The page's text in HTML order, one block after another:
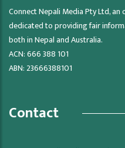
Connect Nepali Media Pty Ltd,
dedicated to providing fair
both in Nepal and Australia.
ACN: 666 388 101
ABN: 23666388101
Contact